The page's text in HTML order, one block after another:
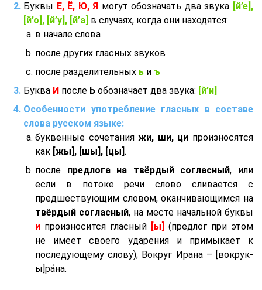
Буквы Е, Ё, Ю, Я могут обозначать два звука
[й’е],
[й’о], [й’у], [й’а] в случаях, когда они находятся:
в начале слова
после других гласных звуков
после разделительных ь и ъ
Буква И после Ь обозначает два звука: [й’и]
Особенности употребление гласных в составе
слова русском языке:
буквенные сочетанияжи, ши, ци произносятся
как [жы], [шы], [цы] .
после предлога на твёрдый согласный, или
если в потоке речи слово сливается с
предшествующим словом, оканчивающимся на
твёрдый согласный, на месте начальной буквы
и произносится гласный [ы]
(предлог при этом
не имеет своего ударения и примыкает к
последующему слову); Вокруг Ирана – [вокрук-
ы]ра́на.